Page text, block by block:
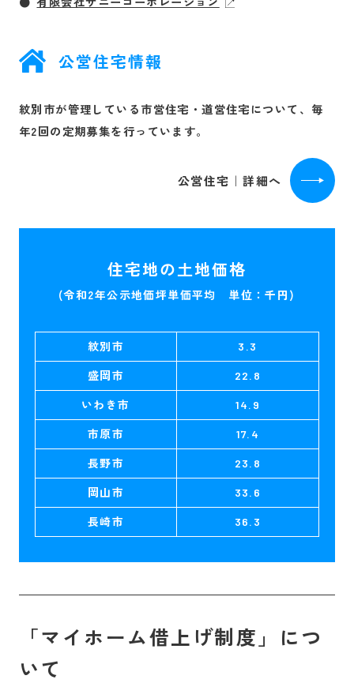
公営住宅情報
紋別市が管理している市営住宅・道営住宅について、毎
年2回の定期募集を行っています。
公営住宅｜詳細へ
住宅地の土地価格
(令和2年公示地価坪単価平均 単位：千円)
紋別市 3.3
盛岡市 22.8
いわき市 14.9
市原市 17.4
長野市 23.8
岡山市 33.6
長崎市 36.3
「マイホーム借上げ制度」につ
いて